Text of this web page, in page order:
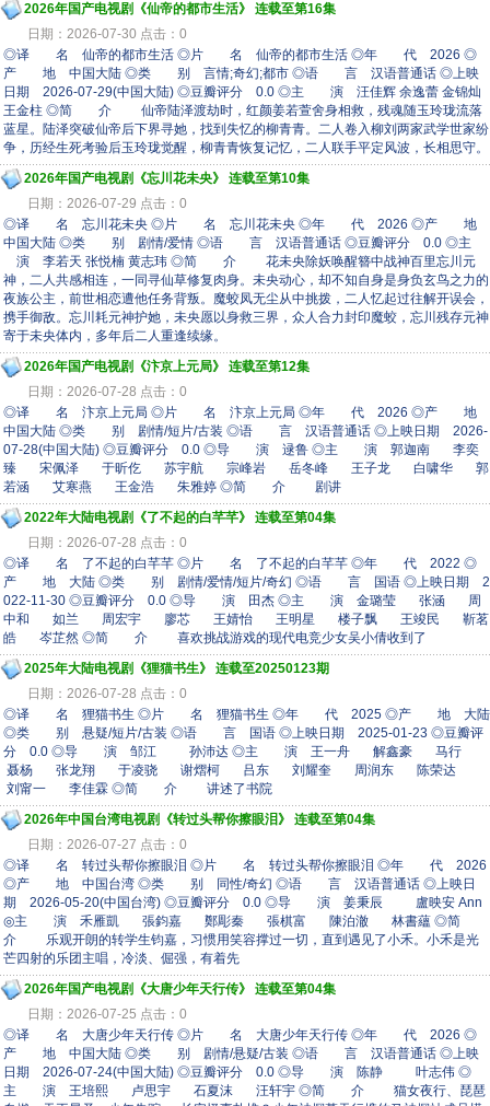
2026年国产电视剧《仙帝的都市生活》 连载至第16集
日期：2026-07-30 点击：0
◎译 名 仙帝的都市生活 ◎片 名 仙帝的都市生活 ◎年 代 2026 ◎
产 地 中国大陆 ◎类 别 言情;奇幻;都市 ◎语 言 汉语普通话 ◎上映
日期 2026-07-29(中国大陆) ◎豆瓣评分 0.0 ◎主 演 汪佳辉 余逸蕾 金锦灿
王金柱 ◎简 介 仙帝陆泽渡劫时，红颜姜若萱舍身相救，残魂随玉玲珑流落
蓝星。陆泽突破仙帝后下界寻她，找到失忆的柳青青。二人卷入柳刘两家武学世家纷
争，历经生死考验后玉玲珑觉醒，柳青青恢复记忆，二人联手平定风波，长相思守。
2026年国产电视剧《忘川花未央》 连载至第10集
日期：2026-07-29 点击：0
◎译 名 忘川花未央 ◎片 名 忘川花未央 ◎年 代 2026 ◎产 地
中国大陆 ◎类 别 剧情/爱情 ◎语 言 汉语普通话 ◎豆瓣评分 0.0 ◎主
演 李若天 张悦楠 黄志玮 ◎简 介 花未央除妖唤醒簪中战神百里忘川元
神，二人共感相连，一同寻仙草修复肉身。未央动心，却不知自身是身负玄鸟之力的
夜族公主，前世相恋遭他任务背叛。魔蛟凤无尘从中挑拨，二人忆起过往解开误会，
携手御敌。忘川耗元神护她，未央愿以身救三界，众人合力封印魔蛟，忘川残存元神
寄于未央体内，多年后二人重逢续缘。
2026年国产电视剧《汴京上元局》 连载至第12集
日期：2026-07-28 点击：0
◎译 名 汴京上元局 ◎片 名 汴京上元局 ◎年 代 2026 ◎产 地
中国大陆 ◎类 别 剧情/短片/古装 ◎语 言 汉语普通话 ◎上映日期 2026-
07-28(中国大陆) ◎豆瓣评分 0.0 ◎导 演 逯鲁 ◎主 演 郭迦南 李奕
臻 宋佩泽 于昕仡 苏宇航 宗峰岩 岳冬峰 王子龙 白啸华 郭
若涵 艾寒燕 王金浩 朱雅婷 ◎简 介 剧讲
2022年大陆电视剧《了不起的白芊芊》 连载至第04集
日期：2026-07-28 点击：0
◎译 名 了不起的白芊芊 ◎片 名 了不起的白芊芊 ◎年 代 2022 ◎
产 地 大陆 ◎类 别 剧情/爱情/短片/奇幻 ◎语 言 国语 ◎上映日期 2
022-11-30 ◎豆瓣评分 0.0 ◎导 演 田杰 ◎主 演 金璐莹 张涵 周
中和 如兰 周宏宇 廖芯 王婧怡 王明星 楼子飘 王竣民 靳茗
皓 岑芷然 ◎简 介 喜欢挑战游戏的现代电竞少女吴小倩收到了
2025年大陆电视剧《狸猫书生》 连载至20250123期
日期：2026-07-28 点击：0
◎译 名 狸猫书生 ◎片 名 狸猫书生 ◎年 代 2025 ◎产 地 大陆
◎类 别 悬疑/短片/古装 ◎语 言 国语 ◎上映日期 2025-01-23 ◎豆瓣评
分 0.0 ◎导 演 邹江 孙沛达 ◎主 演 王一舟 解鑫豪 马行
聂杨 张龙翔 于凌骁 谢熠柯 吕东 刘耀奎 周润东 陈荣达
刘甯一 李佳霖 ◎简 介 讲述了书院
2026年中国台湾电视剧《转过头帮你擦眼泪》 连载至第04集
日期：2026-07-27 点击：0
◎译 名 转过头帮你擦眼泪 ◎片 名 转过头帮你擦眼泪 ◎年 代 2026
◎产 地 中国台湾 ◎类 别 同性/奇幻 ◎语 言 汉语普通话 ◎上映日
期 2026-05-20(中国台湾) ◎豆瓣评分 0.0 ◎导 演 姜秉辰 盧映安 Ann
◎主 演 禾雁凱 張鈞嘉 鄭彫秦 張棋富 陳泊澈 林書蘊 ◎简
介 乐观开朗的转学生钧嘉，习惯用笑容撑过一切，直到遇见了小禾。小禾是光
芒四射的乐团主唱，冷淡、倔强，有着先
2026年国产电视剧《大唐少年天行传》 连载至第04集
日期：2026-07-25 点击：0
◎译 名 大唐少年天行传 ◎片 名 大唐少年天行传 ◎年 代 2026 ◎
产 地 中国大陆 ◎类 别 剧情/悬疑/古装 ◎语 言 汉语普通话 ◎上映
日期 2026-07-24(中国大陆) ◎豆瓣评分 0.0 ◎导 演 陈静 叶志伟 ◎
主 演 王培熙 卢思宇 石夏沫 汪轩宇 ◎简 介 猫女夜行、琵琶